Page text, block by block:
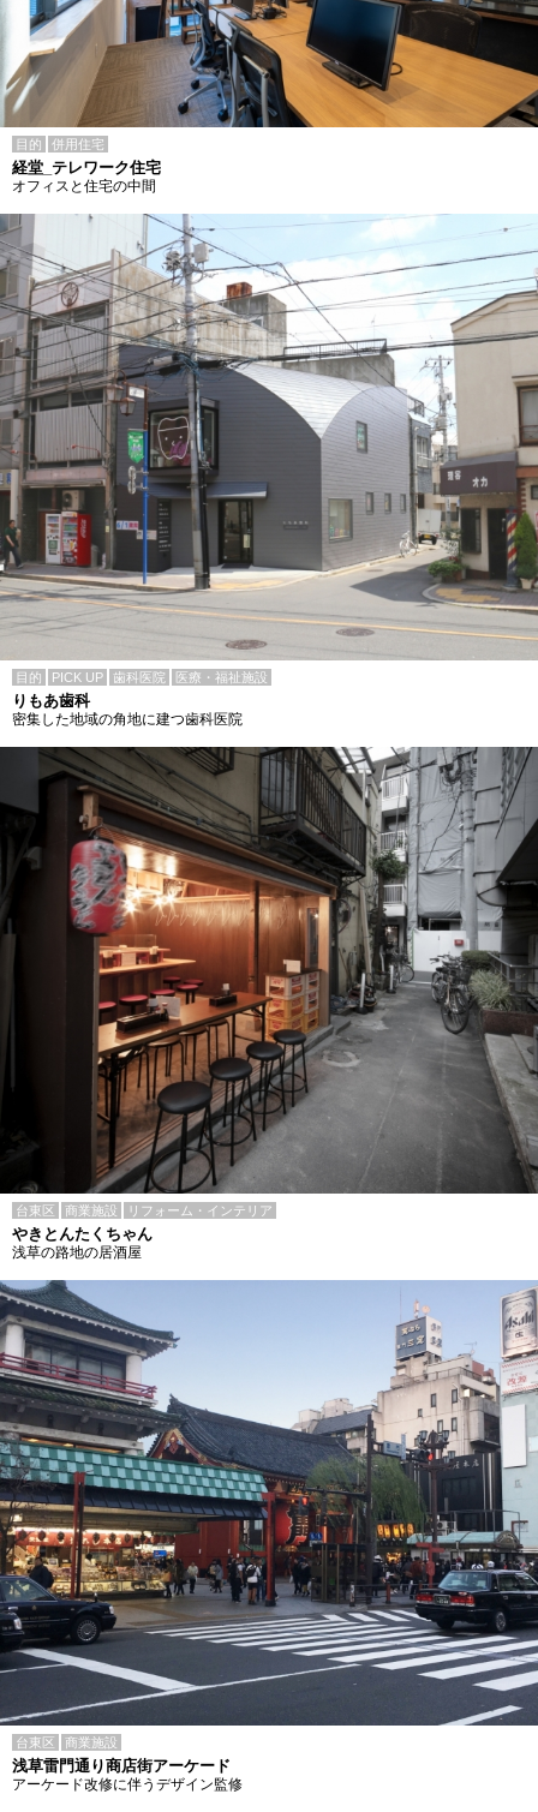
目的 併用住宅
経堂_テレワーク住宅
オフィスと住宅の中間
目的 PICK UP 歯科医院 医療・福祉施設
りもあ歯科
密集した地域の角地に建つ歯科医院
台東区 商業施設 リフォーム・インテリア
やきとんたくちゃん
浅草の路地の居酒屋
台東区 商業施設
浅草雷門通り商店街アーケード
アーケード改修に伴うデザイン監修